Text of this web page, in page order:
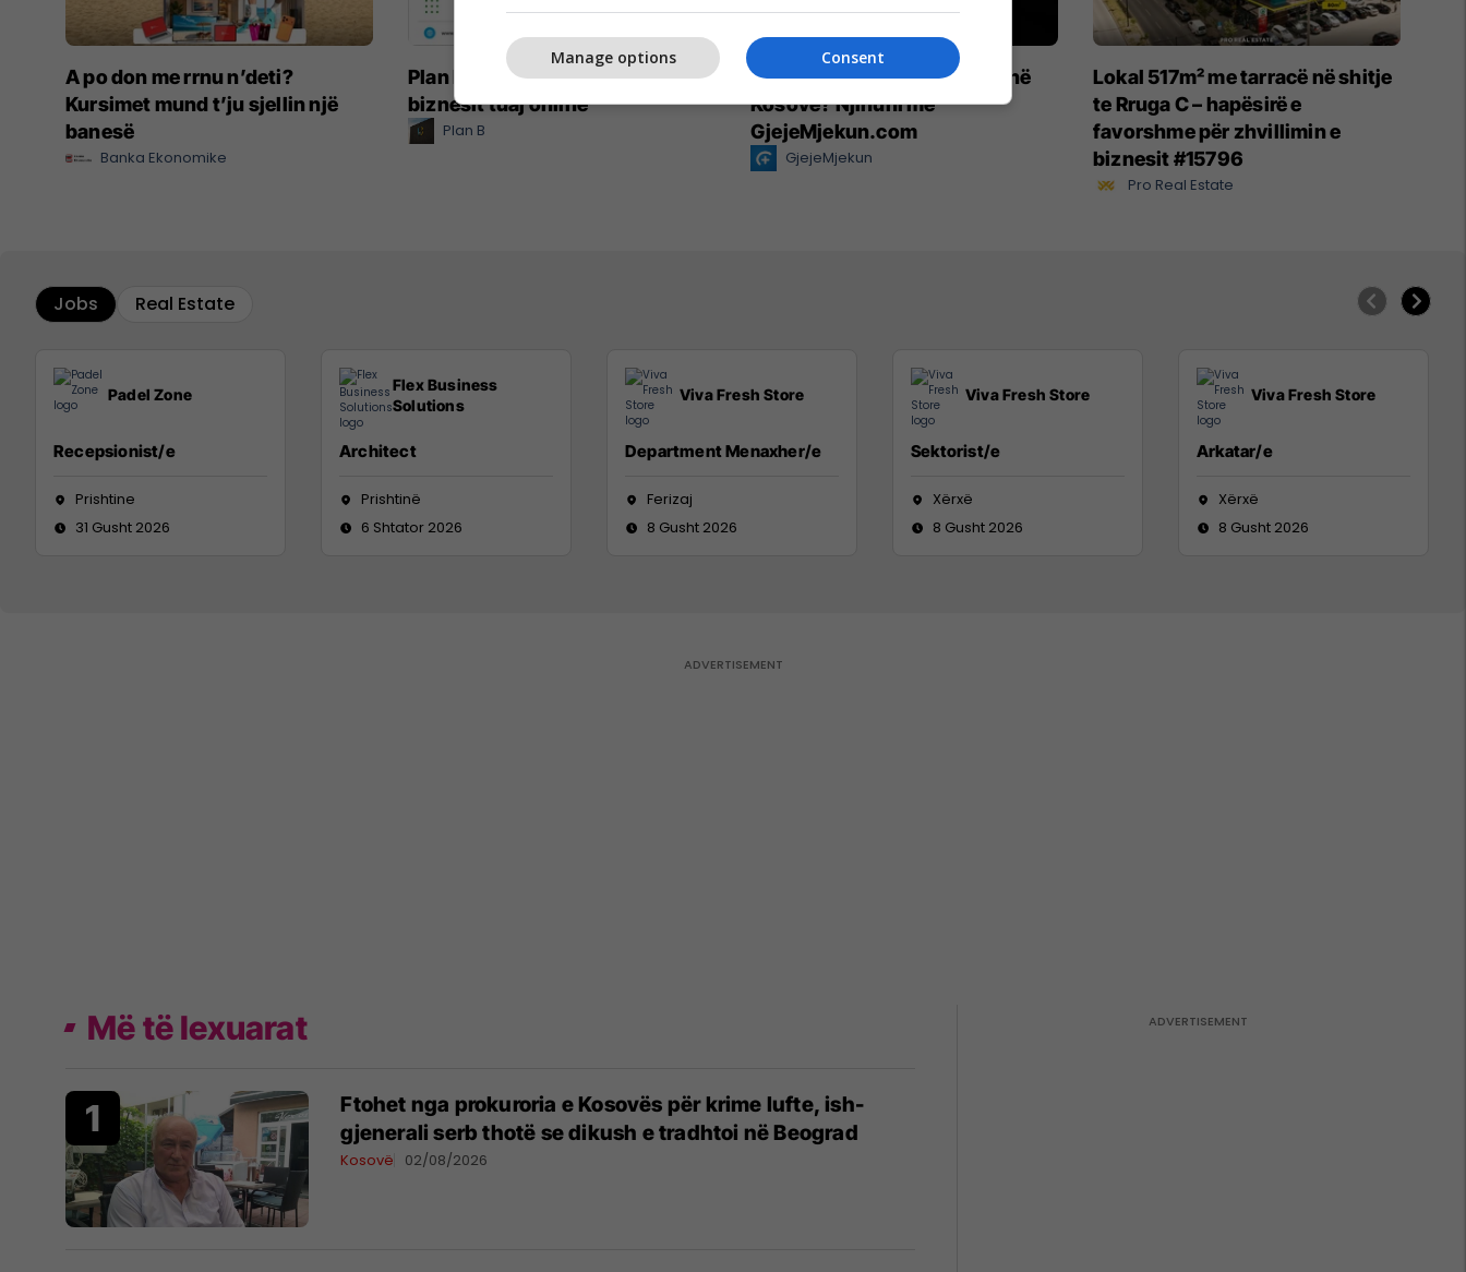
A po don me rrnu n’deti?
Kursimet mund t’ju sjellin një
banesë
Banka Ekonomike
Plan B Creative rrit ndikimin e
biznesit tuaj online
Plan B
Po kërkoni mjek apo klinikë në
Kosovë? Njihuni me
GjejeMjekun.com
GjejeMjekun
Lokal 517m² me tarracë në shitje
te Rruga C – hapësirë e
favorshme për zhvillimin e
biznesit #15796
Pro Real Estate
Jobs Real Estate
Padel Zone
Recepsionist/e
Prishtine
31 Gusht 2026
Flex Business
Solutions
Architect
Prishtinë
6 Shtator 2026
Viva Fresh Store
Department Menaxher/e
Ferizaj
8 Gusht 2026
Viva Fresh Store
Sektorist/e
Xërxë
8 Gusht 2026
Viva Fresh Store
Arkatar/e
Xërxë
8 Gusht 2026
Më të lexuarat
Ftohet nga prokuroria e Kosovës për krime lufte, ish-
gjenerali serb thotë se dikush e tradhtoi në Beograd
Kosovë 02/08/2026
Consent
Manage options